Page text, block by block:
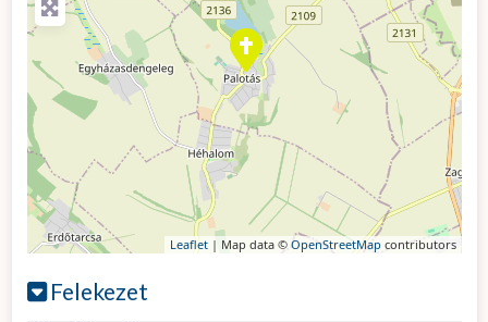
Leaflet| Map data © OpenStreetMap contributors
Felekezet